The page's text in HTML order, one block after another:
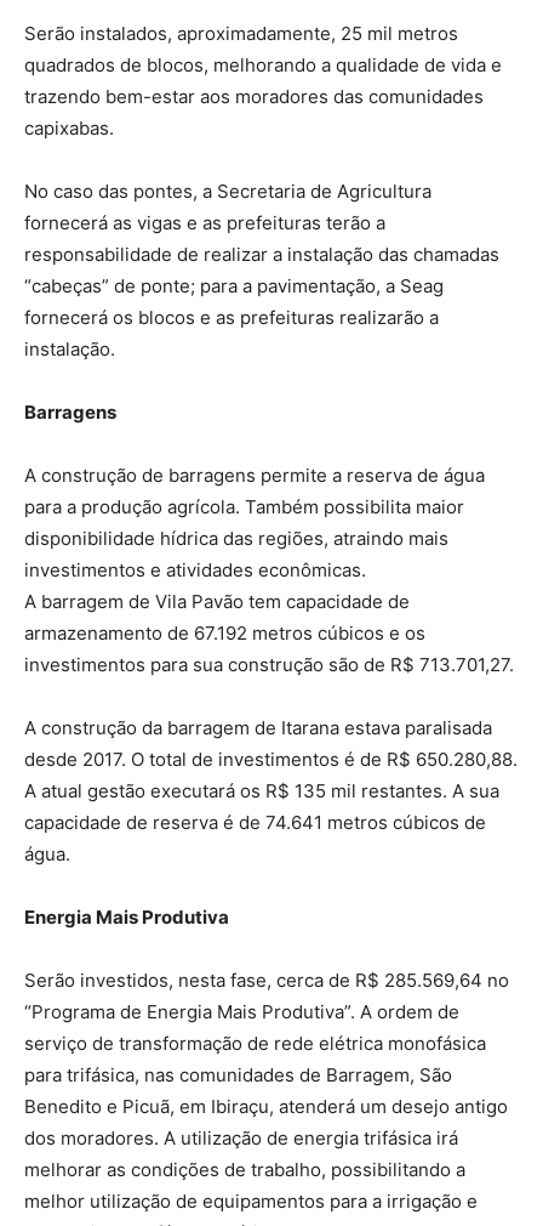
Serão instalados, aproximadamente, 25 mil metros
quadrados de blocos, melhorando a qualidade de vida e
trazendo bem-estar aos moradores das comunidades
capixabas.
No caso das pontes, a Secretaria de Agricultura
fornecerá as vigas e as prefeituras terão a
responsabilidade de realizar a instalação das chamadas
“cabeças” de ponte; para a pavimentação, a Seag
fornecerá os blocos e as prefeituras realizarão a
instalação.
Barragens
A construção de barragens permite a reserva de água
para a produção agrícola. Também possibilita maior
disponibilidade hídrica das regiões, atraindo mais
investimentos e atividades econômicas.
A barragem de Vila Pavão tem capacidade de
armazenamento de 67.192 metros cúbicos e os
investimentos para sua construção são de R$ 713.701,27.
A construção da barragem de Itarana estava paralisada
desde 2017. O total de investimentos é de R$ 650.280,88.
A atual gestão executará os R$ 135 mil restantes. A sua
capacidade de reserva é de 74.641 metros cúbicos de
água.
Energia Mais Produtiva
Serão investidos, nesta fase, cerca de R$ 285.569,64 no
“Programa de Energia Mais Produtiva”. A ordem de
serviço de transformação de rede elétrica monofásica
para trifásica, nas comunidades de Barragem, São
Benedito e Picuã, em Ibiraçu, atenderá um desejo antigo
dos moradores. A utilização de energia trifásica irá
melhorar as condições de trabalho, possibilitando a
melhor utilização de equipamentos para a irrigação e